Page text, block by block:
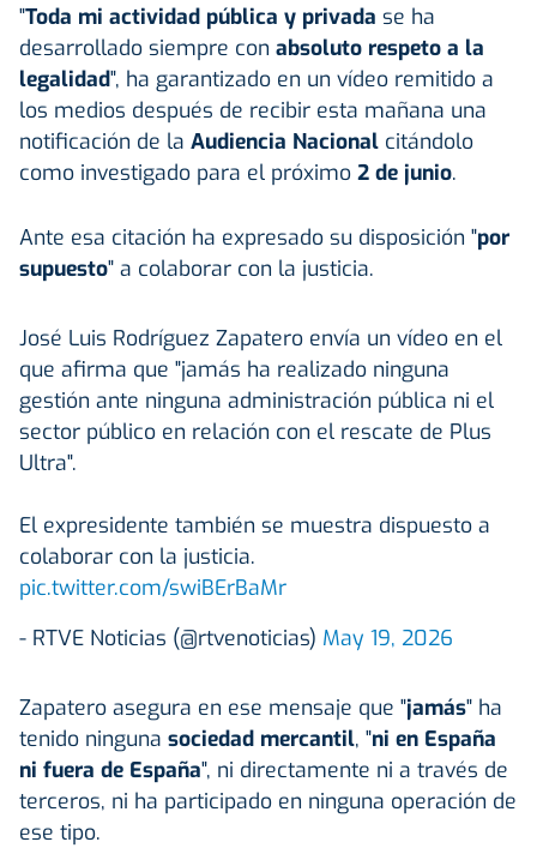
"Toda mi actividad pública y privada se ha
desarrollado siempre con absoluto respeto a la
legalidad", ha garantizado en un vídeo remitido a
los medios después de recibir esta mañana una
notificación de la Audiencia Nacional citándolo
como investigado para el próximo 2 de junio.
Ante esa citación ha expresado su disposición "por
supuesto" a colaborar con la justicia.
José Luis Rodríguez Zapatero envía un vídeo en el
que afirma que "jamás ha realizado ninguna
gestión ante ninguna administración pública ni el
sector público en relación con el rescate de Plus
Ultra".
El expresidente también se muestra dispuesto a
colaborar con la justicia.
pic.twitter.com/swiBErBaMr
- RTVE Noticias (@rtvenoticias) May 19, 2026
Zapatero asegura en ese mensaje que "jamás" ha
tenido ninguna sociedad mercantil, "ni en España
ni fuera de España", ni directamente ni a través de
terceros, ni ha participado en ninguna operación de
ese tipo.